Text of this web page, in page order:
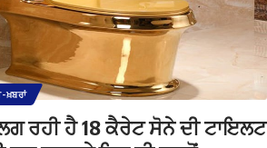
ਖ਼ਬਰਾਂ
ਰਹੀ ਹੈ 18 ਕੈਰੇਟ ਸੋਨੇ ਦੀ ਟਾਇਲਟ